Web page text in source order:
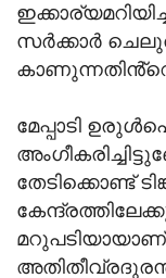
സർക്കാർ
മേപ്പാടി
തേടിക്കൊണ്ട്
മറുപടിയായാണ്